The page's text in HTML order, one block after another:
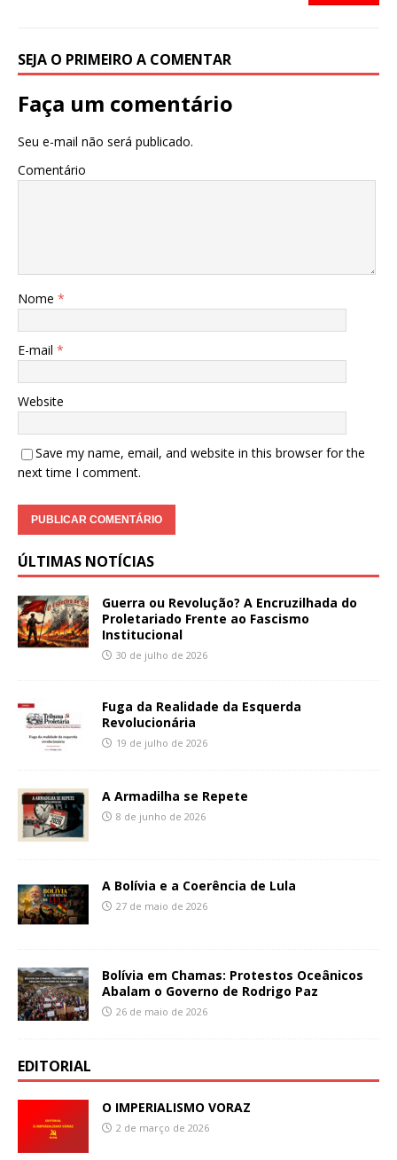
k
SEJA O PRIMEIRO A COMENTAR
Faça um comentário
Seu e-mail não será publicado.
Comentário
Nome *
E-mail *
Website
Save my name, email, and website in this browser for the
next time I comment.
ÚLTIMAS NOTÍCIAS
Guerra ou Revolução? A Encruzilhada do
Proletariado Frente ao Fascismo
Institucional
30 de julho de 2026
Fuga da Realidade da Esquerda
Revolucionária
19 de julho de 2026
A Armadilha se Repete
8 de junho de 2026
A Bolívia e a Coerência de Lula
27 de maio de 2026
Bolívia em Chamas: Protestos Oceânicos
Abalam o Governo de Rodrigo Paz
26 de maio de 2026
EDITORIAL
O IMPERIALISMO VORAZ
2 de março de 2026